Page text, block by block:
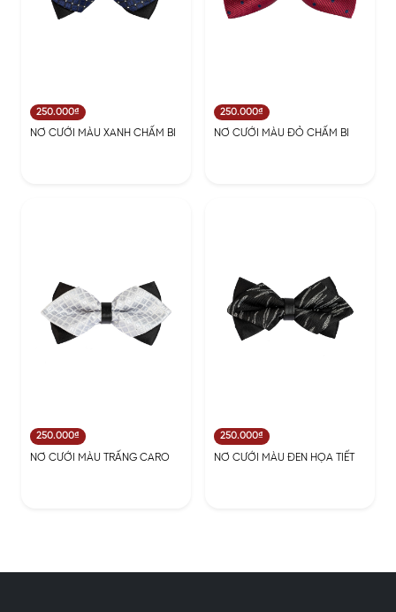
250.000₫
NƠ CƯỚI MÀU XANH CHẤM BI
250.000₫
NƠ CƯỚI MÀU ĐỎ CHẤM BI
250.000₫
NƠ CƯỚI MÀU TRẤNG CARO
250.000₫
NƠ CƯỚI MÀU ĐEN HỌA TIẾT